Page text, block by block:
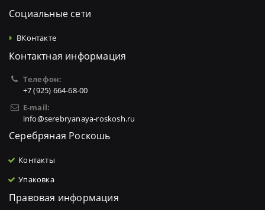
Социальные сети
ВКонтакте
Контактная информация
Телефон:
+7 (925) 664-68-00
E-mail:
info@serebryanaya-roskosh.ru
Серебряная Роскошь
Контакты
Упаковка
Правовая информация